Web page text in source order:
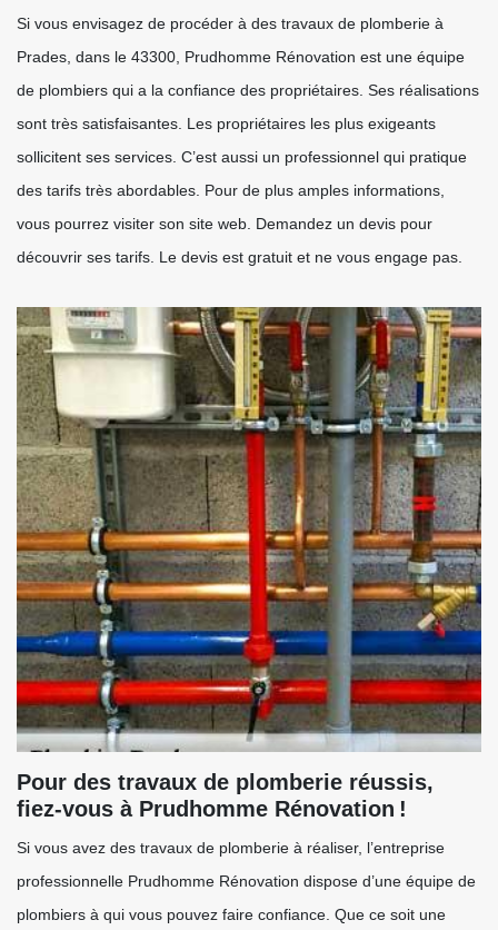
Si vous envisagez de procéder à des travaux de plomberie à
Prades, dans le 43300, Prudhomme Rénovation est une équipe
de plombiers qui a la confiance des propriétaires. Ses réalisations
sont très satisfaisantes. Les propriétaires les plus exigeants
sollicitent ses services. C’est aussi un professionnel qui pratique
des tarifs très abordables. Pour de plus amples informations,
vous pourrez visiter son site web. Demandez un devis pour
découvrir ses tarifs. Le devis est gratuit et ne vous engage pas.
Pour des travaux de plomberie réussis,
fiez-vous à Prudhomme Rénovation !
Si vous avez des travaux de plomberie à réaliser, l’entreprise
professionnelle Prudhomme Rénovation dispose d’une équipe de
plombiers à qui vous pouvez faire confiance. Que ce soit une